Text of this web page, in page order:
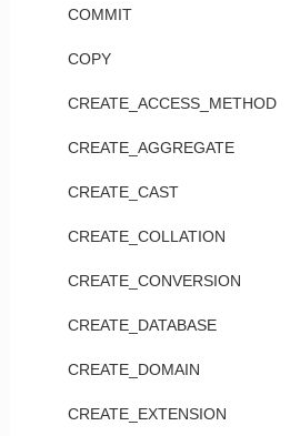
COMMIT
COPY
CREATE_ACCESS_METHOD
CREATE_AGGREGATE
CREATE_CAST
CREATE_COLLATION
CREATE_CONVERSION
CREATE_DATABASE
CREATE_DOMAIN
CREATE_EXTENSION